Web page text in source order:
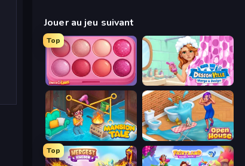
Jouer au jeu suivant
Top
Piece of Cake: Merge and Bake Designville: Merge & Design
Mansion Tale: Merge Secrets Open House
Top